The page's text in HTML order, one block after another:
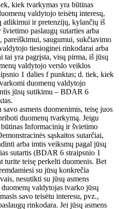
kiek tvarkymas yra būtinas
valdytojo teisėtų interesų,
atlikimui ir pretenzijų, kylančių iš
paslaugų sutarties arba
pareiškimui, saugumui, sukčiavimo
tiesioginei rinkodarai arba
tai yra pagrįsta, visų pirma, iš jūsų
valdytojo verslo veiklos
1 dalies f punktas; d. tiek, kiek
duomenų valdytojo
jūsų sutikimu – BDAR 6
asmens duomenimis, teisę juos
duomenų tvarkymą. Jeigu
Informacinių ir švietimo
sąskaitos sutarčiai,
arba imtis veiksmų pagal jūsų
sutartis (BDAR 6 straipsnio 1
turite teisę perkelti duomenis. Bet
su jūsų konkrečia
nesutikti su jūsų asmens
valdytojas tvarko jūsų
savo teisėtu interesu, pvz.,
rinkodara. Jei jūsų asmens